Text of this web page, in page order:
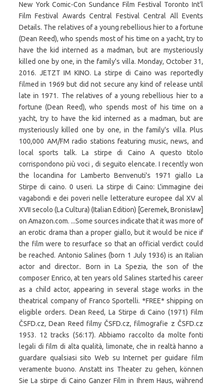
New York Comic-Con Sundance Film Festival Toronto Int'l
Film Festival Awards Central Festival Central All Events
Details. The relatives of a young rebellious hier to a fortune
(Dean Reed), who spends most of his time on a yacht, try to
have the kid interned as a madman, but are mysteriously
killed one by one, in the family's villa. Monday, October 31,
2016. JETZT IM KINO. La stirpe di Caino was reportedly
filmed in 1969 but did not secure any kind of release until
late in 1971. The relatives of a young rebellious hier to a
fortune (Dean Reed), who spends most of his time on a
yacht, try to have the kid interned as a madman, but are
mysteriously killed one by one, in the family's villa. Plus
100,000 AM/FM radio stations featuring music, news, and
local sports talk. La stirpe di Caino A questo titolo
corrispondono più voci , di seguito elencate. I recently won
the locandina for Lamberto Benvenuti's 1971 giallo La
Stirpe di caino. 0 useri. La stirpe di Caino: L'immagine dei
vagabondi e dei poveri nelle letterature europee dal XV al
XVII secolo (La Cultura) (Italian Edition) [Geremek, Bronisław]
on Amazon.com. ...Some sources indicate that it was more of
an erotic drama than a proper giallo, but it would be nice if
the film were to resurface so that an official verdict could
be reached. Antonio Salines (born 1 July 1936) is an Italian
actor and director.. Born in La Spezia, the son of the
composer Enrico, at ten years old Salines started his career
as a child actor, appearing in several stage works in the
theatrical company of Franco Sportelli. *FREE* shipping on
eligible orders. Dean Reed, La Stirpe di Caino (1971) Film
ČSFD.cz, Dean Reed filmy ČSFD.cz, filmografie z ČSFD.cz
1953. 12 tracks (56:17). Abbiamo raccolto da molte fonti
legali di film di alta qualità, limonate, che in realtà hanno a
guardare qualsiasi sito Web su Internet per guidare film
veramente buono. Anstatt ins Theater zu gehen, können
Sie La stirpe di Caino Ganzer Film in Ihrem Haus, während